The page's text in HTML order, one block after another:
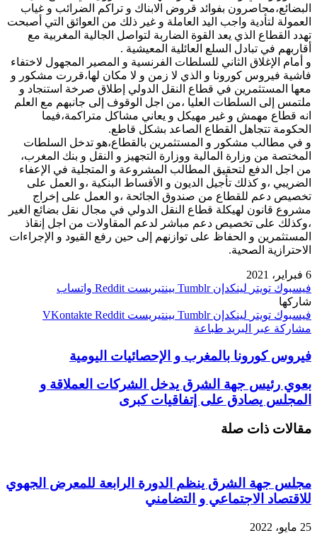
البضائع،محاصرون بفوائد قروض الابناك و تراكم الضرائب و غياب
العمولة لتأدية واجب اليد العاملة و غير ذلك من العوائق التي أصبحت
تهدد القطاع الذي يعد القوة الضاربة لتواصل الجالية المغربية مع
أقاربهم في تبادل السلع العائلية المعيشية .
و أمام الإغلاق الثاني للسلطات الفرنسية و المصير المجهول لاختفاء
فاشية فيروس كورونا و الذي لا زمن و لا مكان لها،قررت مشكور و
معها المستثمرين في قطاع النقل الدولي إطلاق صرخة استنجاد و
ملتمس إلى السلطات العليا ،من اجل الوقوف إلى جانبهم مع العلم
انه قطاع مهمش و غير مهيكل و يعاني مشاكل متراكمة،فيما
الحكومة تتجاهل القطاع الصاعد بشكل قاطع.
و في مطالب مشكور و المستثمرين بالقطاع،هو تدخل السلطات
المختصة من وزارة المالية ووزارة التجهيز و النقل و بنك المغرب،
من اجل الدفع لتحقيق المطالب المشروعة و المتجلية في الإعفاء
الضريبي ،و كذلك تأجيل الديون و الأقساط البنكية ،و العمل على
تخصيص دعم للقطاع من صندوق الجائحة ،و العمل على إخراج
مشروع قانون لهيكلة قطاع النقل الدولي في مجال نقل بضائع الغير
،وكذلك على تخصيص دعم مباشر لدعم المقاولات من اجل إنقاذ
المستثمرين و الحفاظ على توازنهم إلى حين رفع القيود و الإجراءات
الاحترازية الصحية.
6 فبراير، 2021
فيسبوك تويتر لينكدإن بينتيريست
واتساب
شاركها
فيسبوك تويتر لينكدإن بينتيريست
مشاركة عبر البريد طباعة
فيروس كورونا بالمغرب و الإحصائيات اليومية
بعوي رئيس جهة الشرق يدخل الشركات العملاقة و
المجلس يصادق على إتفاقيات كبرى
مقالات ذات صلة
مجلس جهة الشرق ينظم الدورة الرابعة للمعرض الجهوي
للاقتصاد الاجتماعي و التضامني
25 مايو، 2022